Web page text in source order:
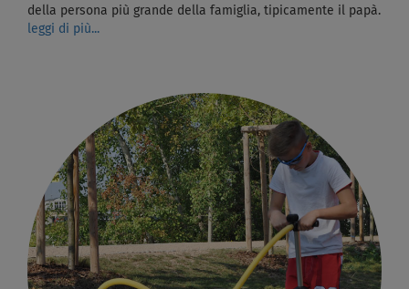
della persona più grande della famiglia, tipicamente il papà.
leggi di più...